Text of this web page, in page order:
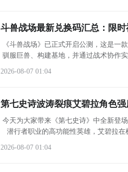
斗兽战场最新兑换码汇总：限
《斗兽战场》已正式开启公测，这是一
驯服巨兽、构建基地，并通过战术协作
2026-08-07 01:04
第七史诗波涛裂痕艾碧拉角色
今天为大家带来《第七史诗》中全新登
潜行者职业的高功能性英雄，艾碧拉
2026-08-07 01:04